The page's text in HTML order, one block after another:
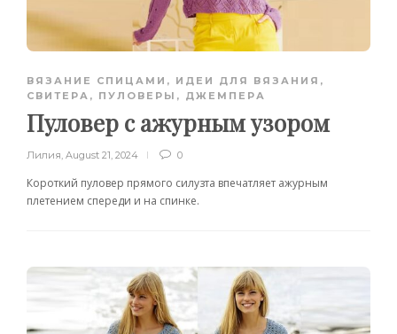
ВЯЗАНИЕ СПИЦАМИ , ИДЕИ ДЛЯ ВЯЗАНИЯ ,
СВИТЕРА, ПУЛОВЕРЫ, ДЖЕМПЕРА
Пуловер с ажурным узором
Лилия, August 21, 2024 0
Короткий пуловер прямого силузта впечатляет ажурным
плетением спереди и на спинке.